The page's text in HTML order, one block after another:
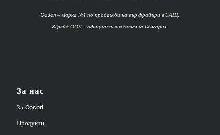
Cosori – марка №1 по продажби на еър фрайъри в САЩ.
8Трейд ООД – официален вносител за България.
За нас
За Cosori
Продукти